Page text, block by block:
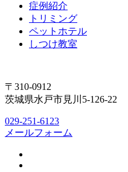
症例紹介
トリミング
ペットホテル
しつけ教室
〒310-0912
茨城県水戸市見川5-126-22
029-251-6123
メールフォーム